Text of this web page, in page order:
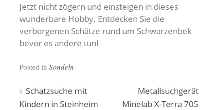
Jetzt nicht zögern und einsteigen in dieses
wunderbare Hobby. Entdecken Sie die
verborgenen Schätze rund um Schwarzenbek
bevor es andere tun!
Posted in Sondeln
Beitragsnavigation
Schatzsuche mit
Kindern in Steinheim
Metallsuchgerät
Minelab X-Terra 705